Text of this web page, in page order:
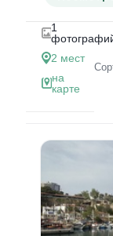
1
2 мест
на
карте